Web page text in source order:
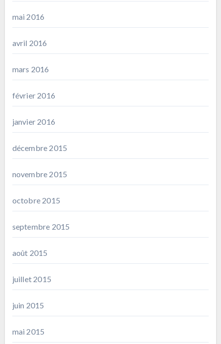
mai 2016
avril 2016
mars 2016
février 2016
janvier 2016
décembre 2015
novembre 2015
octobre 2015
septembre 2015
août 2015
juillet 2015
juin 2015
mai 2015